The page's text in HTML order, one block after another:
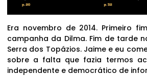
Era novembro de 2014. Primeiro
campanha da Dilma. Fim de tarde
Serra dos Topázios. Jaime e eu
sobre a falta que fazia termos
independente e democrático de